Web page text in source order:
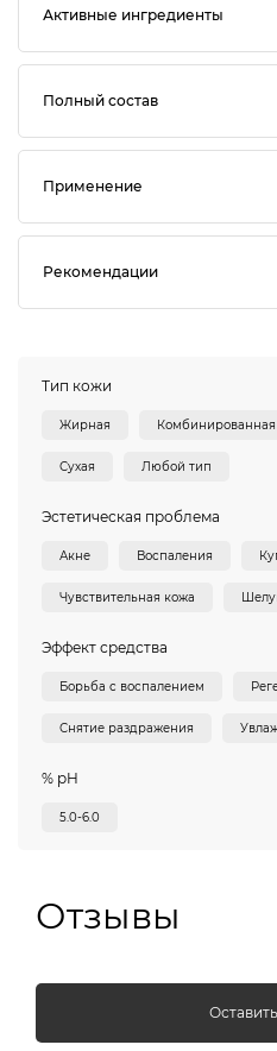
Активные ингредиенты
Полный состав
Применение
Рекомендации
Тип кожи
Жирная Комбинированная
Сухая Любой тип
Эстетическая проблема
Акне Воспаления
Чувствительная кожа
Эффект средства
Борьба с воспалением
Снятие раздражения
% pH
5.0-6.0
Отзывы